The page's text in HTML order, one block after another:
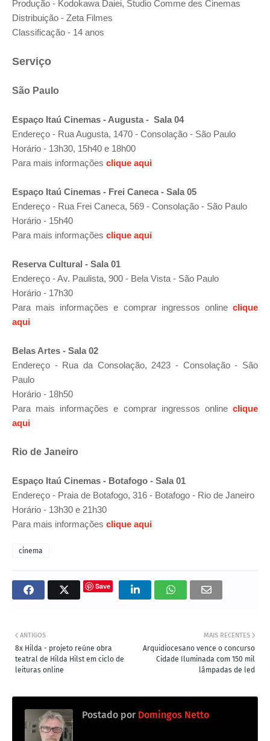
Produção - Kodokawa Daiei, Studio Comme des Cinemas
Distribuição - Zeta Filmes
Classificação - 14 anos
Serviço
São Paulo
Espaço Itaú Cinemas - Augusta - Sala 04
Endereço - Rua Augusta, 1470 - Consolação - São Paulo
Horário - 13h30, 15h40 e 18h00
Para mais informações clique aqui
Espaço Itaú Cinemas - Frei Caneca - Sala 05
Endereço - Rua Frei Caneca, 569 - Consolação - São Paulo
Horário - 15h40
Para mais informações clique aqui
Reserva Cultural - Sala 01
Endereço - Av. Paulista, 900 - Bela Vista - São Paulo
Horário - 17h30
Para mais informações e comprar ingressos online clique
aqui
Belas Artes - Sala 02
Endereço - Rua da Consolação, 2423 - Consolação - São
Paulo
Horário - 18h50
Para mais informações e comprar ingressos online clique
aqui
Rio de Janeiro
Espaço Itaú Cinemas - Botafogo - Sala 01
Endereço - Praia de Botafogo, 316 - Botafogo - Rio de Janeiro
Horário - 13h30 e 21h30
Para mais informações clique aqui
cinema
Save
MAIS RECENTES
Arquidiocesano vence o concurso
Cidade Iluminada com 150 mil
lâmpadas de led
ANTIGOS
8x Hilda - projeto reúne obra
teatral de Hilda Hilst em ciclo de
leituras online
Postado por Domingos Netto